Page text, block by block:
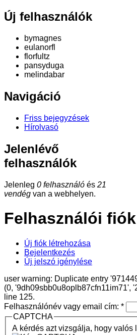
Új felhasználók
bymagnes
eulanorfl
florfultz
pansyduga
melindabar
Navigáció
Friss bejegyzések
Hírolvasó
Jelenlévő
felhasználók
Jelenleg 0 felhasználó és 21
vendég van a webhelyen.
Felhasználói fiók
Új fiók létrehozása
Bejelentkezés
Új jelszó igénylése
user warning: Duplicate entry
(0, '9dh09sbb0u8oplb87cfn11im71',
line 125.
Felhasználónév vagy email cím: *
CAPTCHA
A kérdés azt vizsgálja, hogy valós